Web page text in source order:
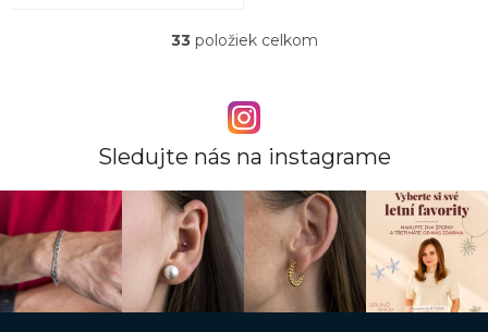
O
á
d
a
i
e
v
k
y
33položiek celkom
Sledujte nás na instagrame